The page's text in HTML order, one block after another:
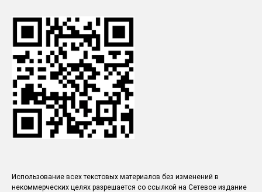
Использование всех текстовых материалов без изменений в
некоммерческих целях разрешается со ссылкой на Сетевое издание